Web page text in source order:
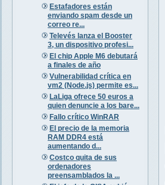
Estafadores están
enviando spam desde un
correo re...
Televés lanza el Booster
3, un dispositivo profesi...
El chip Apple M6 debutará
a finales de año
Vulnerabilidad crítica en
vm2 (Node.js) permite es...
LaLiga ofrece 50 euros a
quien denuncie a los bare...
Fallo crítico WinRAR
El precio de la memoria
RAM DDR4 está
aumentando d...
Costco quita de sus
ordenadores
preensamblados la ...